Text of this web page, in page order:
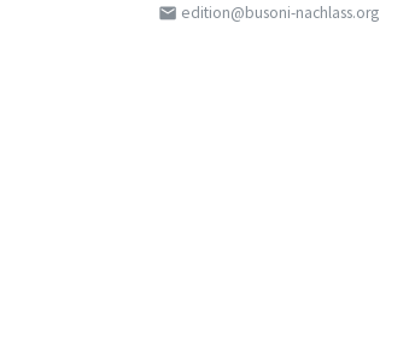
email edition@busoni-nachlass.org